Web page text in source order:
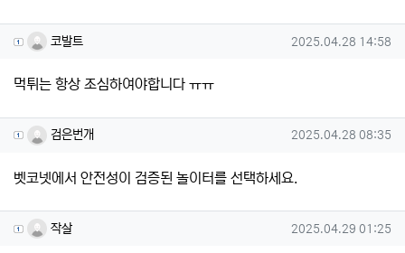
코발트님의 댓글
코발트 작성일
2025.04.28 14:58
먹튀는 항상 조심하여야합니다 ㅠㅠ
검은번개님의 댓글
검은번개 작성일
2025.04.28 08:35
벳코넷에서 안전성이 검증된 놀이터를 선택하세요.
작살님의 댓글
작살 작성일
2025.04.29 01:25